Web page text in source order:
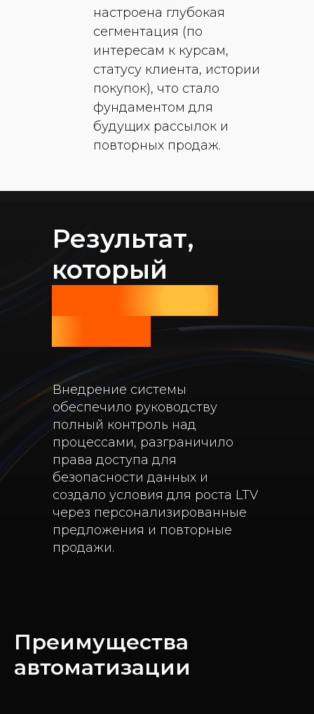
настроена глубокая
сегментация (по
интересам к курсам,
статусу клиента, истории
покупок), что стало
фундаментом для
будущих рассылок и
повторных продаж.
Результат,
который
Внедрение системы
обеспечило руководству
полный контроль над
процессами, разграничило
права доступа для
безопасности данных и
создало условия для роста LTV
через персонализированные
предложения и повторные
продажи.
Преимущества
автоматизации